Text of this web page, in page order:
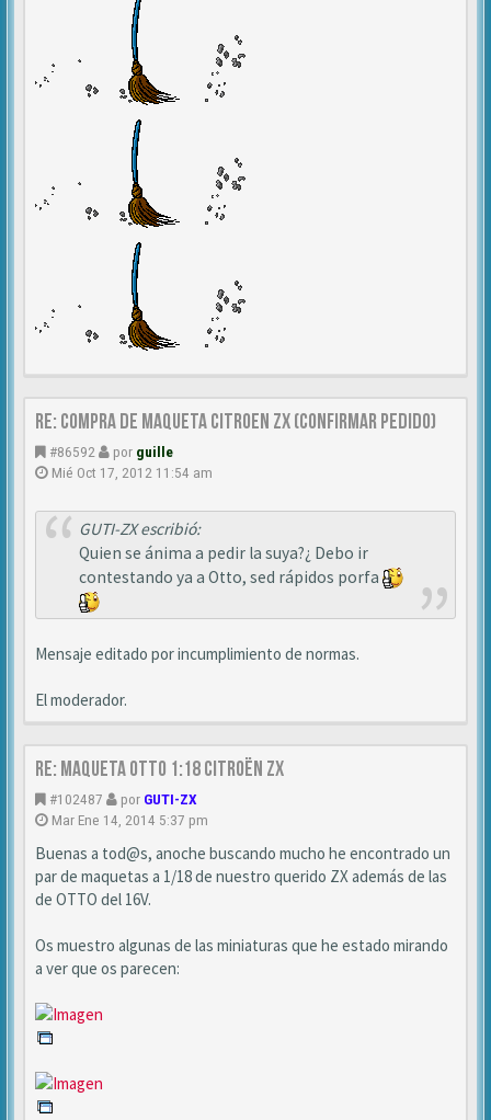
Re: Compra de MAQUETA CITROEN ZX (CONFIRMAR PEDIDO)
#86592 por guille
Mié Oct 17, 2012 11:54 am
GUTI-ZX escribió:
Quien se ánima a pedir la suya?¿ Debo ir
contestando ya a Otto, sed rápidos porfa
Mensaje editado por incumplimiento de normas.
El moderador.
Re: MAQUETA OTTO 1:18 CITROËN ZX
#102487 por GUTI-ZX
Mar Ene 14, 2014 5:37 pm
Buenas a tod@s, anoche buscando mucho he encontrado un
par de maquetas a 1/18 de nuestro querido ZX además de las
de OTTO del 16V.
Os muestro algunas de las miniaturas que he estado mirando
a ver que os parecen: